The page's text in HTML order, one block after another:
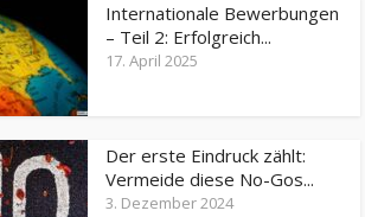
Internationale Bewerbungen
– Teil 2: Erfolgreich...
17. April 2025
Der erste Eindruck zählt:
Vermeide diese No-Gos...
3. Dezember 2024